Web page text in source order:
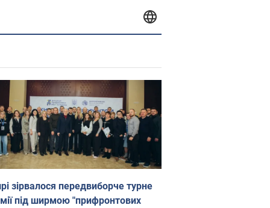
зірвалося передвиборче турне
під ширмою "прифронтових